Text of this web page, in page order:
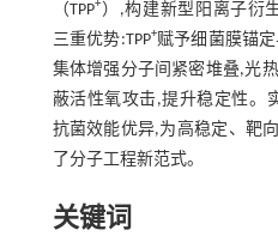
（TPP+）,构建新型阳离子衍
三重优势:TPP+赋予细菌膜锚
集体增强分子间紧密堆叠,光热
蔽活性氧攻击,提升稳定性。
抗菌效能优异,为高稳定、靶
了分子工程新范式。
关键词